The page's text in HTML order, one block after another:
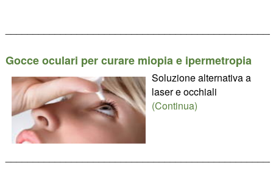
Gocce oculari per curare miopia e ipermetropia
Soluzione alternativa a
laser e occhiali
(Continua)